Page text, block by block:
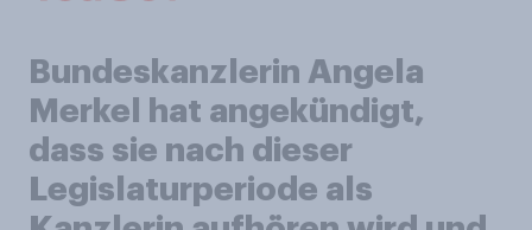
Bundeskanzlerin Angela
Merkel hat angekündigt,
dass sie nach dieser
Legislaturperiode als